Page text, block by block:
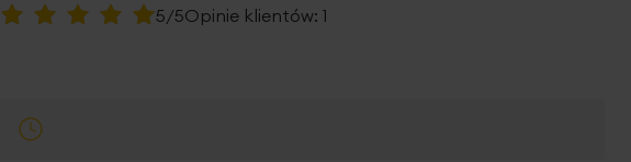
Ocena:
5/5Opinie klientów: 1